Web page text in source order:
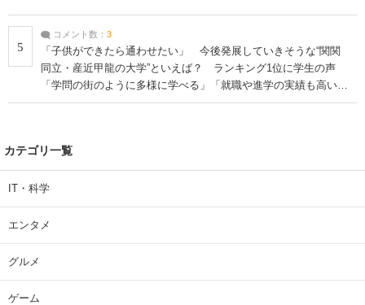
5
コメント数： 3
「子供ができたら通わせたい」 今後発展していきそうな“関関
同立・産近甲龍の大学”といえば？ ランキング1位に学生の声
「学問の街のように多様に学べる」「就職や進学の実績も高い」
| 大学 ねとらぼリサーチ
カテゴリ一覧
IT・科学
エンタメ
グルメ
ゲーム